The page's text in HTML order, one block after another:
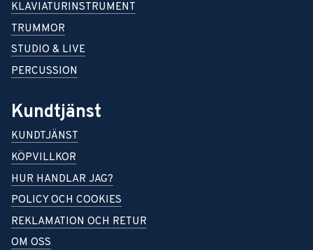
KLAVIATURINSTRUMENT
TRUMMOR
STUDIO & LIVE
PERCUSSION
Kundtjänst
KUNDTJÄNST
KÖPVILLKOR
HUR HANDLAR JAG?
POLICY OCH COOKIES
REKLAMATION OCH RETUR
OM OSS